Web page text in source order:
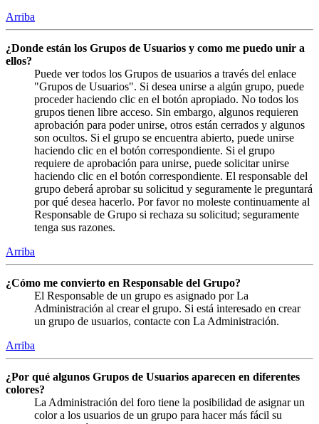
Arriba
¿Donde están los Grupos de Usuarios y como me puedo unir a
ellos?
Puede ver todos los Grupos de usuarios a través del enlace
"Grupos de Usuarios". Si desea unirse a algún grupo, puede
proceder haciendo clic en el botón apropiado. No todos los
grupos tienen libre acceso. Sin embargo, algunos requieren
aprobación para poder unirse, otros están cerrados y algunos
son ocultos. Si el grupo se encuentra abierto, puede unirse
haciendo clic en el botón correspondiente. Si el grupo
requiere de aprobación para unirse, puede solicitar unirse
haciendo clic en el botón correspondiente. El responsable del
grupo deberá aprobar su solicitud y seguramente le preguntará
por qué desea hacerlo. Por favor no moleste continuamente al
Responsable de Grupo si rechaza su solicitud; seguramente
tenga sus razones.
Arriba
¿Cómo me convierto en Responsable del Grupo?
El Responsable de un grupo es asignado por La
Administración al crear el grupo. Si está interesado en crear
un grupo de usuarios, contacte con La Administración.
Arriba
¿Por qué algunos Grupos de Usuarios aparecen en diferentes
colores?
La Administración del foro tiene la posibilidad de asignar un
color a los usuarios de un grupo para hacer más fácil su